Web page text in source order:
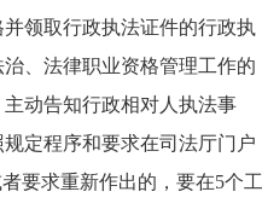
领取行政执法证件的行政执
、法律职业资格管理工作的
动告知行政相对人执法事
定程序和要求在司法厅门户
要求重新作出的，要在5个工